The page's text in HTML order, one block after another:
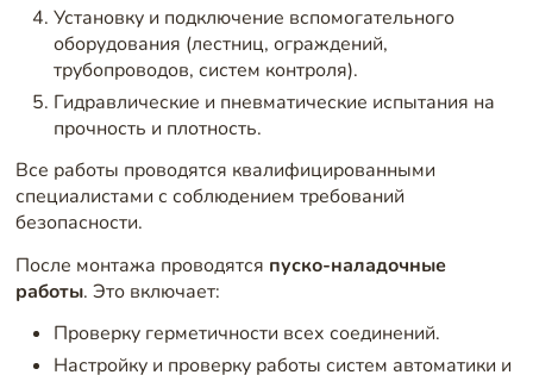
Установку и подключение вспомогательного
оборудования (лестниц, ограждений,
трубопроводов, систем контроля).
Гидравлические и пневматические испытания на
прочность и плотность.
Все работы проводятся квалифицированными
специалистами с соблюдением требований
безопасности.
После монтажа проводятся пуско-наладочные
работы. Это включает:
Проверку герметичности всех соединений.
Настройку и проверку работы систем автоматики и